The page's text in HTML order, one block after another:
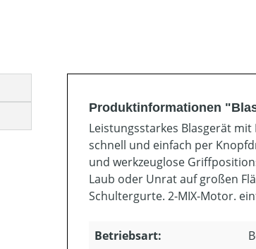
Produktinformationen
Leistungsstarkes Blasgerät
schnell und einfach per
und werkzeuglose
Laub oder Unrat auf großen
Schultergurte. 2-MIX-Motor.
Betriebsart: